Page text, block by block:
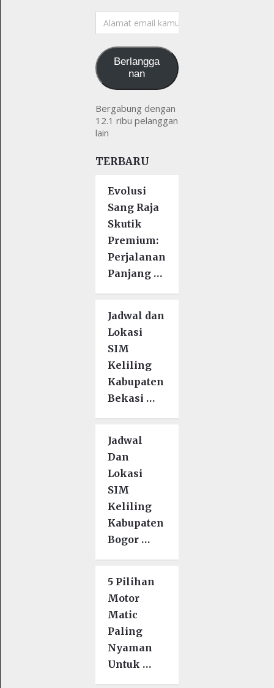
Alamat
email
Berlangga
nan
Bergabung dengan
12.1 ribu pelanggan
lain
TERBARU
Evolusi
Sang Raja
Skutik
Premium:
Perjalanan
Panjang …
Jadwal dan
Lokasi
SIM
Keliling
Kabupaten
Bekasi …
Jadwal
Dan
Lokasi
SIM
Keliling
Kabupaten
Bogor …
5 Pilihan
Motor
Matic
Paling
Nyaman
Untuk …